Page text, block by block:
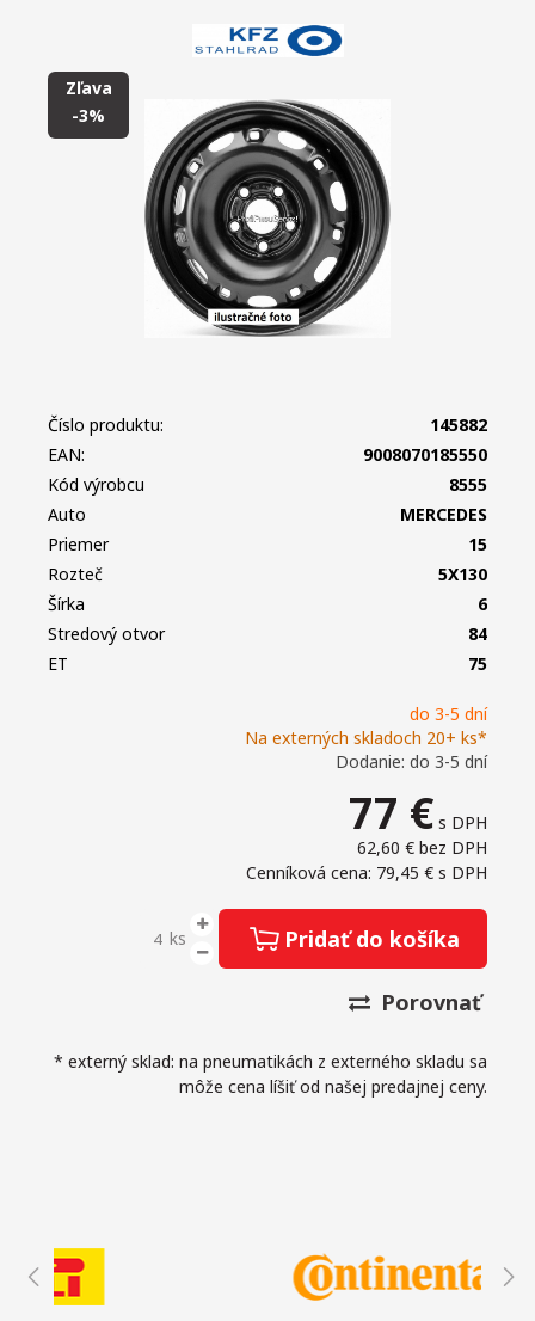
Zľava
-3%
do 3-5 dní
Na externých skladoch 20+ ks*
Dodanie: do 3-5 dní
77 € s DPH
62,60 € bez DPH
Cenníková cena: 79,45 € s DPH
ks Pridať do košíka
Porovnať
* externý sklad: na pneumatikách z externého skladu sa
môže cena líšiť od našej predajnej ceny.
Číslo produktu:
145882
EAN:
9008070185550
Kód výrobcu
8555
Auto
MERCEDES
Priemer
15
Rozteč
5X130
Šírka
6
Stredový otvor
84
ET
75